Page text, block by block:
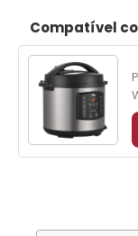
Compatível